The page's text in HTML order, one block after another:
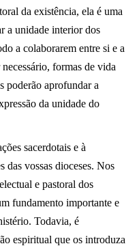
da existência, ela é uma
a unidade interior dos
a colaborarem entre si e a
formas de vida
poderão aprofundar a
da unidade do
sacerdotais e à
das vossas dioceses. Nos
e pastoral dos
fundamento importante e
Todavia, é
espiritual que os introduza